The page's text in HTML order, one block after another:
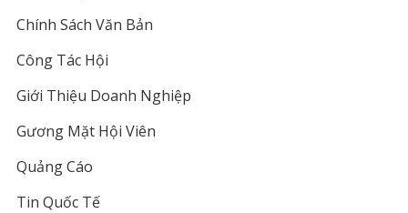
Chính Sách Văn Bản
Công Tác Hội
Giới Thiệu Doanh Nghiệp
Gương Mặt Hội Viên
Quảng Cáo
Tin Quốc Tế